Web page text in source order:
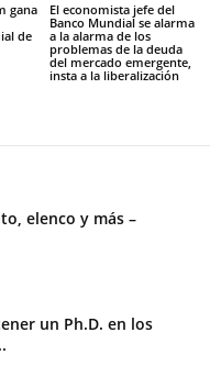
gana
de
El economista jefe del
Banco Mundial se alarma
a la alarma de los
problemas de la deuda
del mercado emergente,
insta a la liberalización
elenco y más –
un Ph.D. en los